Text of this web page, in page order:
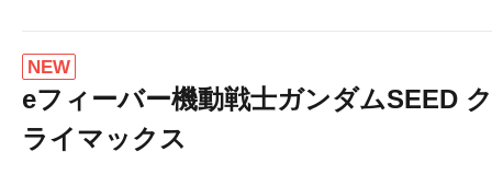
NEW
eフィーバー機動戦士ガンダムSEED ク
ライマックス